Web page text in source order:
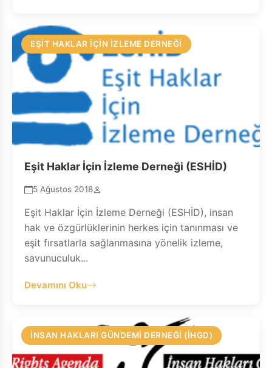
EŞIT HAKLAR İÇIN İZLEME DERNEĞI
Eşit Haklar İçin İzleme Derneği (ESHİD)
5 Ağustos 2018
Eşit Haklar İçin İzleme Derneği (ESHİD), insan
hak ve özgürlüklerinin herkes için tanınması ve
eşit fırsatlarla sağlanmasına yönelik izleme,
savunuculuk...
Devamını Oku
İNSAN HAKLARI GÜNDEMI DERNEĞI (İHGD)